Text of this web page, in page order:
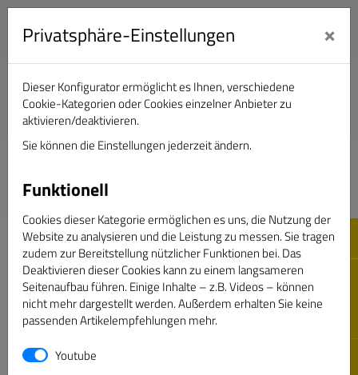
Verband Deutscher Sportjournalisten e.V.
Passwort vergessen
Privatsphäre-Einstellungen ×
Dieser Konfigurator ermöglicht es Ihnen, verschiedene
Cookie-Kategorien oder Cookies einzelner Anbieter zu
aktivieren/deaktivieren.
Sie können die Einstellungen jederzeit ändern.
Funktionell
Cookies dieser Kategorie ermöglichen es uns, die Nutzung der
Website zu analysieren und die Leistung zu messen. Sie tragen
zudem zur Bereitstellung nützlicher Funktionen bei. Das
Deaktivieren dieser Cookies kann zu einem langsameren
Seitenaufbau führen. Einige Inhalte – z.B. Videos – können
nicht mehr dargestellt werden. Außerdem erhalten Sie keine
passenden Artikelempfehlungen mehr.
Youtube